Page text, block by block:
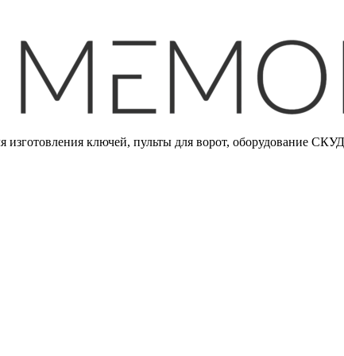
ключей, пульты для ворот, оборудование